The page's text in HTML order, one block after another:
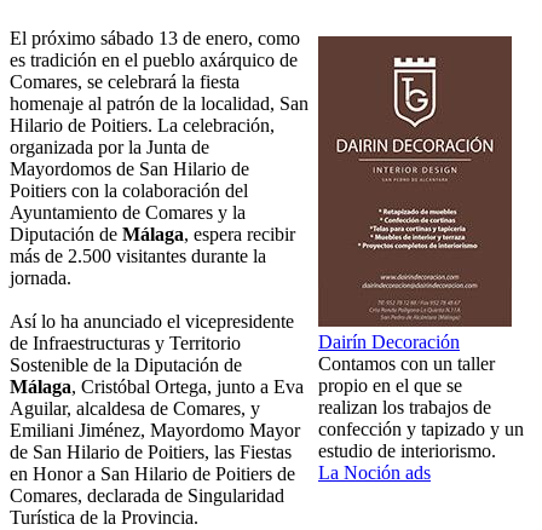
Dairín Decoración
Contamos con un taller
propio en el que se
realizan los trabajos de
confección y tapizado y un
estudio de interiorismo.
La Noción ads
El próximo sábado 13 de enero, como
es tradición en el pueblo axárquico de
Comares, se celebrará la fiesta
homenaje al patrón de la localidad, San
Hilario de Poitiers. La celebración,
organizada por la Junta de
Mayordomos de San Hilario de
Poitiers con la colaboración del
Ayuntamiento de Comares y la
Diputación de Málaga, espera recibir
más de 2.500 visitantes durante la
jornada.
Así lo ha anunciado el vicepresidente
de Infraestructuras y Territorio
Sostenible de la Diputación de
Málaga, Cristóbal Ortega, junto a Eva
Aguilar, alcaldesa de Comares, y
Emiliani Jiménez, Mayordomo Mayor
de San Hilario de Poitiers, las Fiestas
en Honor a San Hilario de Poitiers de
Comares, declarada de Singularidad
Turística de la Provincia.